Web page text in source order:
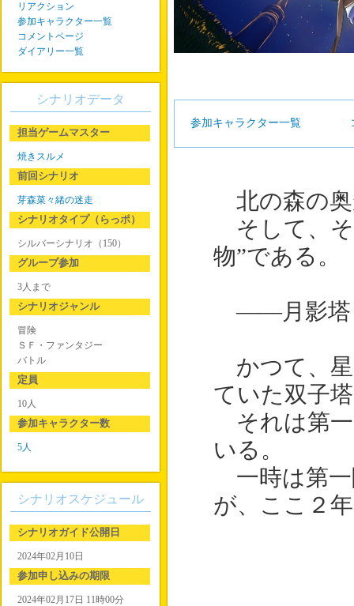
参加キャラクター一覧
北の森の奥
そして、そ
物”である。
――月影塔
かつて、星
ていた双子
それは第一
いる。
一時は第一
が、ここ２
リアクション
参加キャラクター一覧
コメントページ
ダイアリー一覧
シナリオデータ
担当ゲームマスター
焼きスルメ
前回シナリオ
芽森菜々緒の迷走
シナリオタイプ（らっポ）
シルバーシナリオ（150）
グループ参加
3人まで
シナリオジャンル
冒険
ＳＦ・ファンタジー
バトル
定員
10人
参加キャラクター数
5人
シナリオスケジュール
シナリオガイド公開日
2024年02月10日
参加申し込みの期限
2024年02月17日 11時00分